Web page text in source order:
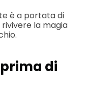
è a portata di
la magia
di